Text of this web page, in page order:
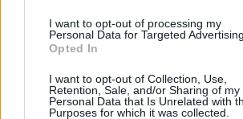
I want to opt-out of processing my
Personal Data for Targeted Advertising.
Opted In
I want to opt-out of Collection, Use,
Retention, Sale, and/or Sharing of my
Personal Data that Is Unrelated with
Purposes for which it was collected.
Ranska | 5.7. klo 22:00